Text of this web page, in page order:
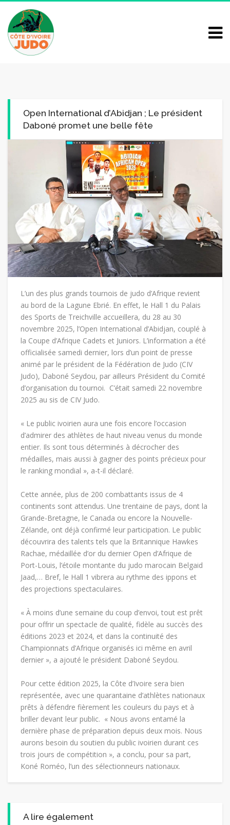
Open International d’Abidjan ; Le président
Daboné promet une belle fête
L’un des plus grands tournois de judo d’Afrique revient
au bord de la Lagune Ebrié. En effet, le Hall 1 du Palais
des Sports de Treichville accueillera, du 28 au 30
novembre 2025, l’Open International d’Abidjan, couplé à
la Coupe d’Afrique Cadets et Juniors. L’information a été
officialisée samedi dernier, lors d’un point de presse
animé par le président de la Fédération de Judo (CIV
Judo), Daboné Seydou, par ailleurs Président du Comité
d’organisation du tournoi. C’était samedi 22 novembre
2025 au sis de CIV Judo.
« Le public ivoirien aura une fois encore l’occasion
d’admirer des athlètes de haut niveau venus du monde
entier. Ils sont tous déterminés à décrocher des
médailles, mais aussi à gagner des points précieux pour
le ranking mondial », a-t-il déclaré.
Cette année, plus de 200 combattants issus de 4
continents sont attendus. Une trentaine de pays, dont la
Grande-Bretagne, le Canada ou encore la Nouvelle-
Zélande, ont déjà confirmé leur participation. Le public
découvrira des talents tels que la Britannique Hawkes
Rachae, médaillée d’or du dernier Open d’Afrique de
Port-Louis, l’étoile montante du judo marocain Belgaid
Jaad,… Bref, le Hall 1 vibrera au rythme des ippons et
des projections spectaculaires.
« À moins d’une semaine du coup d’envoi, tout est prêt
pour offrir un spectacle de qualité, fidèle au succès des
éditions 2023 et 2024, et dans la continuité des
Championnats d’Afrique organisés ici même en avril
dernier », a ajouté le président Daboné Seydou.
Pour cette édition 2025, la Côte d’Ivoire sera bien
représentée, avec une quarantaine d’athlètes nationaux
prêts à défendre fièrement les couleurs du pays et à
briller devant leur public. « Nous avons entamé la
dernière phase de préparation depuis deux mois. Nous
aurons besoin du soutien du public ivoirien durant ces
trois jours de compétition », a conclu, pour sa part,
Koné Roméo, l’un des sélectionneurs nationaux.
A lire également